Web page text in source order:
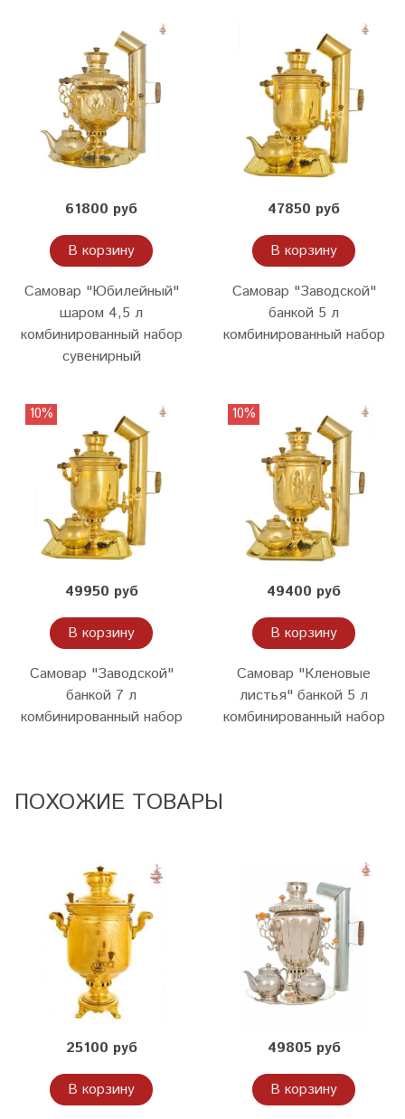
61800 руб
В корзину
Самовар "Юбилейный"
шаром 4,5 л
комбинированный набор
сувенирный
47850 руб
В корзину
Самовар "Заводской"
банкой 5 л
комбинированный набор
10%
49950 руб
В корзину
Самовар "Заводской"
банкой 7 л
комбинированный набор
10%
49400 руб
В корзину
Самовар "Кленовые
листья" банкой 5 л
комбинированный набор
ПОХОЖИЕ ТОВАРЫ
25100 руб
В корзину
49805 руб
В корзину